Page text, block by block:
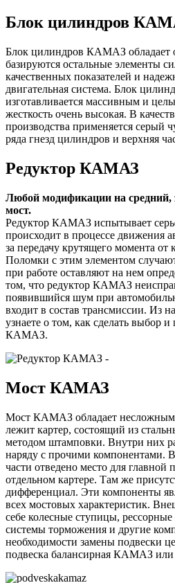
Блок цилиндров
Блок цилиндров КАМАЗ обладает
базируются остальные элементы
качественных показателей и
двигательная система. Блок
изготавливается массивным и
жесткость очень высокая. В
производства применяется серый
ряда гнезд цилиндров и верхняя
Редуктор КАМАЗ
Любой модификации на средний,
мост.
Редуктор КАМАЗ испытывает
происходит в процессе движения
за передачу крутящего момента от
Поломки с этим элементом
при работе оставляют на нем
том, что редуктор КАМАЗ
появившийся шум при
входит в состав трансмиссии. Из
узнаете о том, как сделать выбор
КАМАЗ.
Мост КАМАЗ
Мост КАМАЗ обладает несложным
лежит картер, состоящий из
методом штамповки. Внутри них
наряду с прочими компонентами.
части отведено место для главной
отдельном картере. Там же
дифференциал. Эти компоненты
всех мостовых характеристик.
себе колесные ступицы,
системы торможения и другие
необходимости замены подвески
подвеска балансирная КАМАЗ или